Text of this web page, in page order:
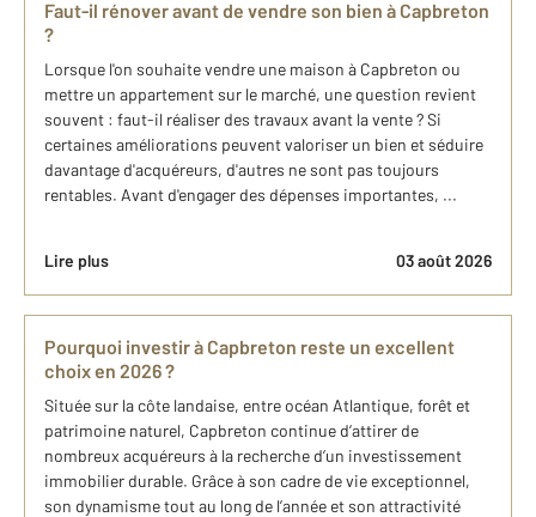
Faut-il rénover avant de vendre son bien à Capbreton
?
Lorsque l'on souhaite vendre une maison à Capbreton ou
mettre un appartement sur le marché, une question revient
souvent : faut-il réaliser des travaux avant la vente ? Si
certaines améliorations peuvent valoriser un bien et séduire
davantage d'acquéreurs, d'autres ne sont pas toujours
rentables. Avant d'engager des dépenses importantes, ...
Lire plus 03 août 2026
Pourquoi investir à Capbreton reste un excellent
choix en 2026 ?
Située sur la côte landaise, entre océan Atlantique, forêt et
patrimoine naturel, Capbreton continue d’attirer de
nombreux acquéreurs à la recherche d’un investissement
immobilier durable. Grâce à son cadre de vie exceptionnel,
son dynamisme tout au long de l’année et son attractivité